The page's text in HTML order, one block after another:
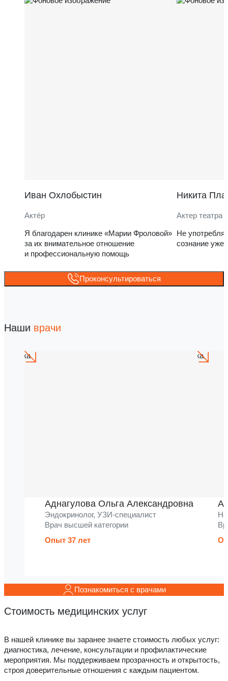
Иван Охлобыстин
Актёр
Я благодарен клинике «Марии Фроловой»
за их внимательное отношение
и профессиональную помощь
Никита
Актер театра
Не
сознание уже
Проконсультироваться
Наши врачи
Аднагулова Ольга Александровна
Эндокринолог, УЗИ-специалист
Врач высшей категории
Опыт 37 лет
Познакомиться с врачами
Стоимость медицинских услуг
В нашей клинике вы заранее знаете стоимость любых услуг:
диагностика, лечение, консультации и профилактические
мероприятия. Мы поддерживаем прозрачность и открытость,
строя доверительные отношения с каждым пациентом.